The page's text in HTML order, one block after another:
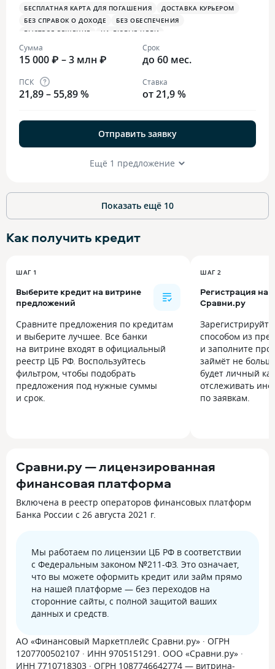
БЕСПЛАТНАЯ КАРТА ДЛЯ ПОГАШЕНИЯ
ДОСТАВКА КУРЬЕРОМ
БЕЗ СПРАВОК О ДОХОДЕ
БЕЗ ОБЕСПЕЧЕНИЯ
БЫСТРОЕ РЕШЕНИЕ
НА ЛЮБЫЕ ЦЕЛИ
Сумма
15 000 ₽ – 3 млн ₽
Срок
до 60 мес.
ПСК
21,89 – 55,89 %
Ставка
от 21,9 %
Отправить заявку
Ещё 1 предложение
Показать ещё 10
Как получить кредит
ШАГ 1
Выберите кредит на витрине
предложений
Сравните предложения по кредитам
и выберите лучшее. Все банки
на витрине входят в официальный
реестр ЦБ РФ. Воспользуйтесь
фильтром, чтобы подобрать
предложения под нужные суммы
и срок.
ШАГ 2
Регистрация на
Сравни.ру
способом из
и заполните
займёт не
будет личный
отслеживать
по заявкам.
Сравни.ру — лицензированная
финансовая платформа
Включена в реестр операторов финансовых платформ
Банка России с 26 августа 2021 г.
Мы работаем по лицензии ЦБ РФ в соответствии
с Федеральным законом №211-ФЗ. Это означает,
что вы можете оформить кредит или займ прямо
на нашей платформе — без переходов на
сторонние сайты, с полной защитой ваших
данных и средств.
АО «Финансовый Маркетплейс Сравни.ру» · ОГРН
1207700502107 · ИНН 9705151291. ООО «Сравни.ру» ·
ИНН 7710718303 · ОГРН 1087746642774 — витрина-